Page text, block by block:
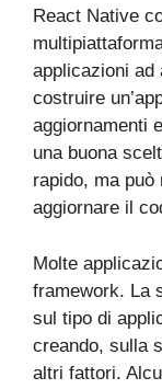
React Native
applicazioni ad
costruire
aggiornamenti
una buona
rapido, ma
aggiornare il
Molte
framework. La
sul tipo di
creando, sulla
altri fattori.